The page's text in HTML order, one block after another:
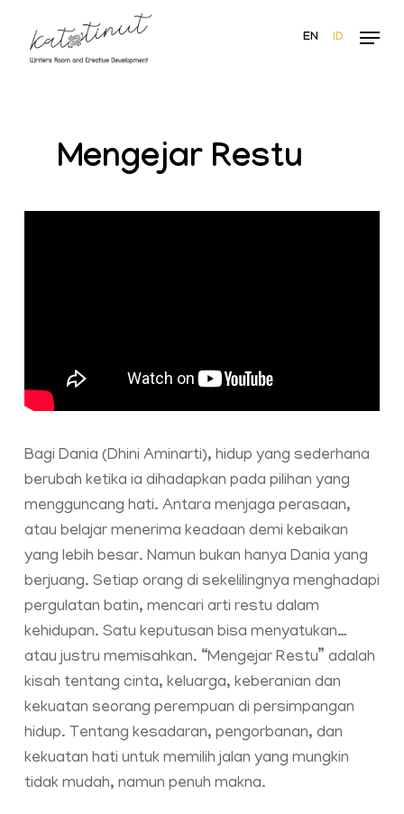
main
EN ID
Menu
Mengejar Restu
Bagi Dania (Dhini Aminarti), hidup yang sederhana
berubah ketika ia dihadapkan pada pilihan yang
mengguncang hati. Antara menjaga perasaan,
atau belajar menerima keadaan demi kebaikan
yang lebih besar. Namun bukan hanya Dania yang
berjuang. Setiap orang di sekelilingnya menghadapi
pergulatan batin, mencari arti restu dalam
kehidupan. Satu keputusan bisa menyatukan…
atau justru memisahkan. “Mengejar Restu” adalah
kisah tentang cinta, keluarga, keberanian dan
kekuatan seorang perempuan di persimpangan
hidup. Tentang kesadaran, pengorbanan, dan
kekuatan hati untuk memilih jalan yang mungkin
tidak mudah, namun penuh makna.